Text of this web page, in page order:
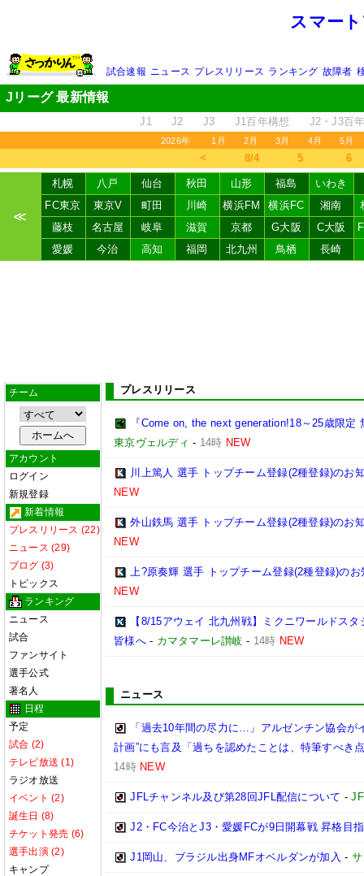
スマー
試合速報 ニュース プレスリリース ランキング 故障者
Jリーグ 最新情報
J1 J2 J3 J1百年構想 J2・J3百
2026年 1月 2月 3月 4月 5月
＜ 8/4 5 6
≪
札幌 八戸 仙台 秋田 山形 福島
いわき
FC東京
東京V 町田 川崎 横浜FM 横浜FC 湘南
藤枝
名古屋 岐阜 滋賀 京都 G大阪 C大阪
愛媛
今治 高知 福岡 北九州 鳥栖 長崎
チーム
アカウント
ログイン
新規登録
新着情報
プレスリリース (22)
ニュース (29)
ブログ (3)
トピックス
ランキング
ニュース
試合
ファンサイト
選手公式
著名人
日程
予定
試合 (2)
テレビ放送 (1)
ラジオ放送
イベント (2)
誕生日 (8)
チケット発売 (6)
選手出演 (2)
キャンプ
プレスリリース
『Come on, the next generation!18～25歳限
東京ヴェルディ - 14時 NEW
川上篤人 選手 トップチーム登録(2種登録)のお
NEW
外山鉄馬 選手 トップチーム登録(2種登録)のお
NEW
上?原奏輝 選手 トップチーム登録(2種登録)のお
NEW
【8/15アウェイ 北九州戦】ミクニワールドス
皆様へ- カマタマーレ讃岐 - 14時 NEW
ニュース
「過去10年間の尽力に…」アルゼンチン協会が
計画”にも言及「過ちを認めたことは、特筆すべき
14時 NEW
JFLチャンネル及び第28回JFL配信について -
J2・FC今治とJ3・愛媛FCが9日開幕戦 昇格目
J1岡山、ブラジル出身MFオベルダンが加入 -